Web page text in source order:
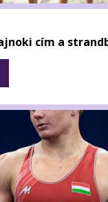
cím a